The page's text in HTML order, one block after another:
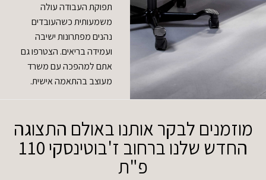
תפוקת העבודה עולה
משמעותית כשהעובדים
נהנים מפתרונות ישיבה
ועמידה בריאים. הצטרפו גם
אתם למהפכה עם משרד
מעוצב בהתאמה אישית.
מוזמנים לבקר אותנו באולם התצוגה
החדש שלנו ברחוב ז'בוטינסקי 110
פ"ת